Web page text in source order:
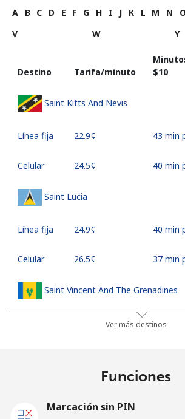
A B C D E F G H I J K L M N
V
W Y
Destino Tarifa/minuto
⁦$10⁩
Saint Kitts And Nevis
Línea fija ⁦22.9¢⁩ 43 min
Celular ⁦24.5¢⁩ 40 min
Saint Lucia
Línea fija ⁦24.9¢⁩ 40 min
Celular ⁦26.5¢⁩ 37 min
Saint Vincent And The Grenadines
44 min
Línea fija
Ver más destinos
Funciones
Marcación sin PIN